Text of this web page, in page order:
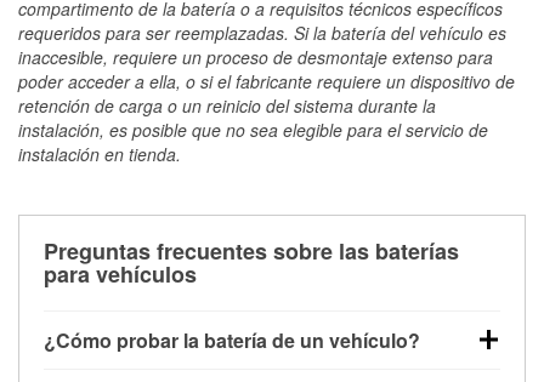
compartimento de la batería o a requisitos técnicos específicos
requeridos para ser reemplazadas. Si la batería del vehículo es
inaccesible, requiere un proceso de desmontaje extenso para
poder acceder a ella, o si el fabricante requiere un dispositivo de
retención de carga o un reinicio del sistema durante la
instalación, es posible que no sea elegible para el servicio de
instalación en tienda.
Preguntas frecuentes sobre las baterías
para vehículos
¿Cómo probar la batería de un vehículo?